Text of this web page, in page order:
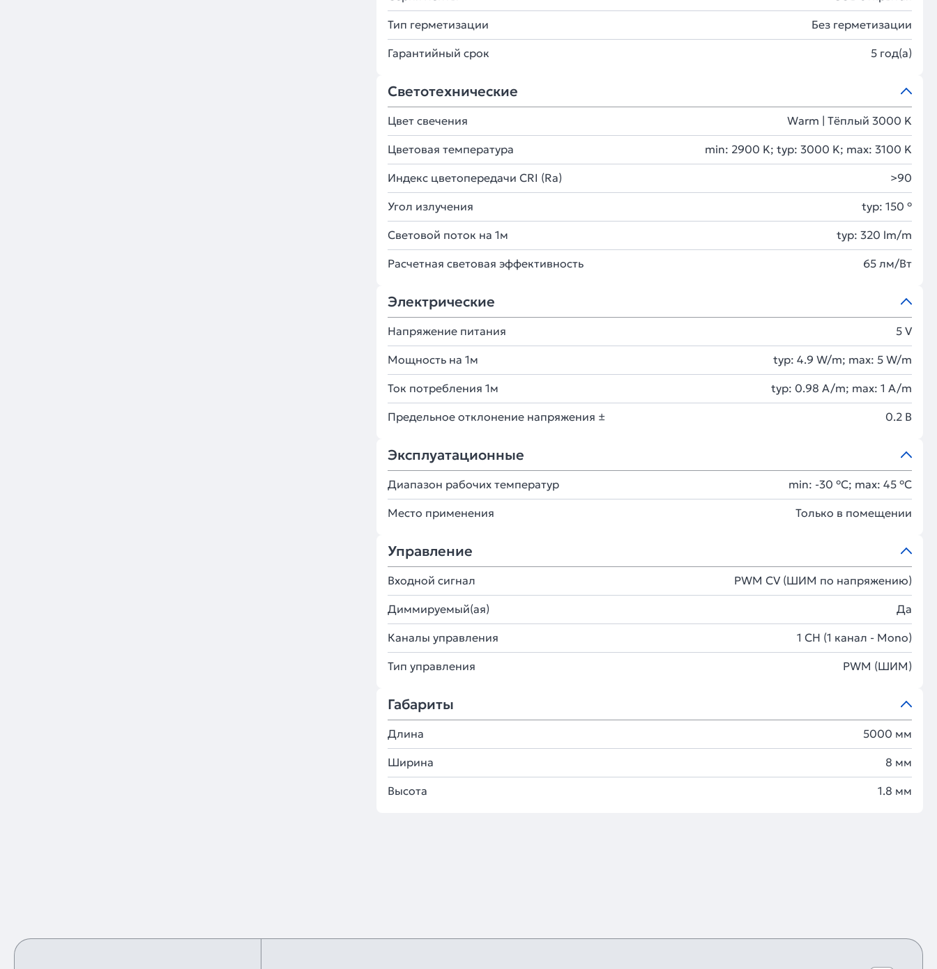
Тип герметизации Без герметизации
Гарантийный срок 5 год(а)
Светотехнические
Цвет свечения Warm | Тёплый 3000 K
Цветовая температура min: 2900 K; typ: 3000 K; max: 3100 K
Индекс цветопередачи CRI (Ra) >90
Угол излучения typ: 150 °
Световой поток на 1м typ: 320 lm/m
Расчетная световая эффективность 65 лм/Вт
Электрические
Напряжение питания 5 V
Мощность на 1м typ: 4.9 W/m; max: 5 W/m
Ток потребления 1м typ: 0.98 A/m; max: 1 A/m
Предельное отклонение напряжения ± 0.2 В
Эксплуатационные
Диапазон рабочих температур min: -30 °C; max: 45 °C
Место применения Только в помещении
Управление
Входной сигнал PWM СV (ШИМ по напряжению)
Диммируемый(ая) Да
Каналы управления 1 CH (1 канал - Mono)
Тип управления PWM (ШИМ)
Габариты
Длина 5000 мм
Ширина 8 мм
Высота 1.8 мм